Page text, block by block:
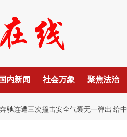
国内新闻 社会万象 聚焦法治
驰连遭三次撞击安全气囊无一弹出 给